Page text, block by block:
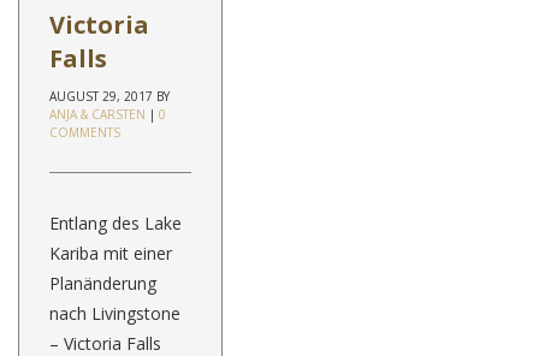
Victoria
Falls
AUGUST 29, 2017 BY
ANJA & CARSTEN | 0
COMMENTS
Entlang des Lake
Kariba mit einer
Planänderung
nach Livingstone
– Victoria Falls